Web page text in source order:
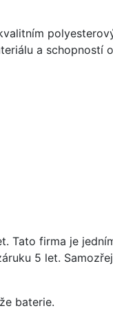
a schopností
Tato firma je
5 let.
baterie.